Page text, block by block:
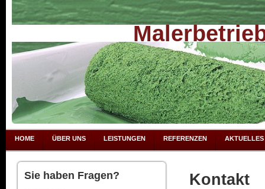
HOME ÜBER UNS LEISTUNGEN REFERENZEN AKTUELLES
Sie haben Fragen? Kontakt